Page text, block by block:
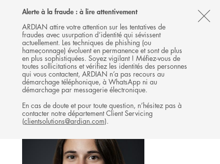
Alerte à la fraude : à lire attentivement
ARDIAN attire votre attention sur les tentatives de
fraudes avec usurpation d’identité qui sévissent
actuellement. Les techniques de phishing (ou
hameçonnage) évoluent en permanence et sont de plus
en plus sophistiquées. Soyez vigilant ! Méfiez-vous de
toutes sollicitations et vérifiez les identités des personnes
qui vous contactent, ARDIAN n’a pas recours au
démarchage téléphonique, à WhatsApp ni au
démarchage par messagerie électronique.
En cas de doute et pour toute question, n’hésitez pas à
contacter notre département Client Servicing
(clientsolutions@ardian.com).
Follow
Ardian
on
X
Follow
Ardian
on
LinkedIn
Follow
Ardian
on
YouTube
Ardian
on
Jobs
on
LinkedIn
MENU
L'ÉQUIPE
GROWTH